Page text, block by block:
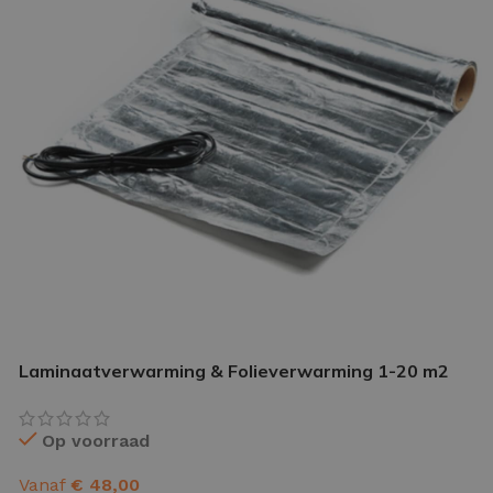
GEREEDSCHAP
gereedschap pakket
Laminaatverwarming & Folieverwarming 1-20 m2
Op voorraad
Vanaf € 48,00